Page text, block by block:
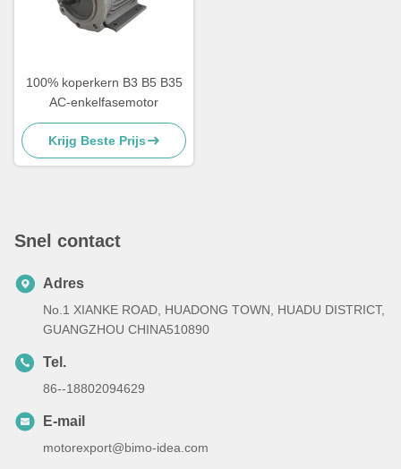
100% koperkern B3 B5 B35
AC-enkelfasemotor
Krijg Beste Prijs
Snel contact
Adres
No.1 XIANKE ROAD, HUADONG TOWN, HUADU DISTRICT,
GUANGZHOU CHINA510890
Tel.
86--18802094629
E-mail
motorexport@bimo-idea.com